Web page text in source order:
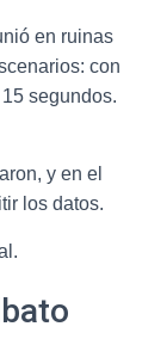
en ruinas
con
segundos.
y en el
los datos.